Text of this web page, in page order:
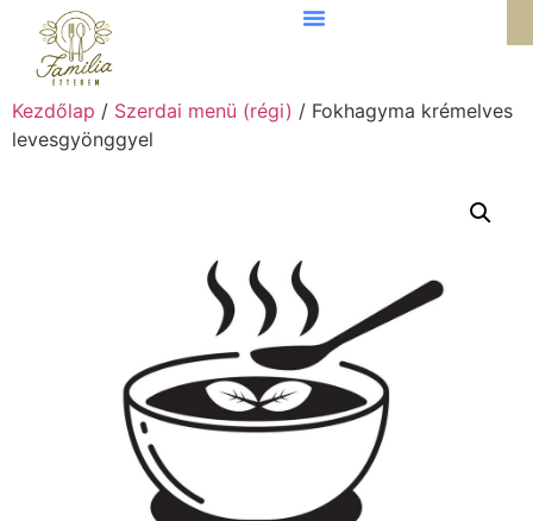
Kezdőlap / Szerdai menü (régi) / Fokhagyma krémelves
levesgyönggyel